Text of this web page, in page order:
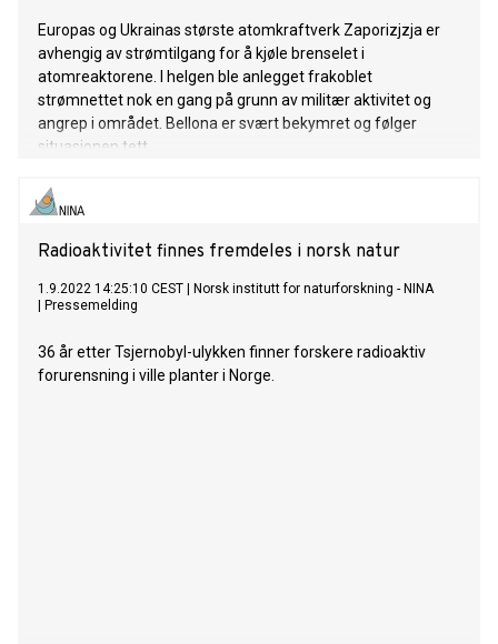
Europas og Ukrainas største atomkraftverk Zaporizjzja er
avhengig av strømtilgang for å kjøle brenselet i
atomreaktorene. I helgen ble anlegget frakoblet
strømnettet nok en gang på grunn av militær aktivitet og
angrep i området. Bellona er svært bekymret og følger
situasjonen tett.
Radioaktivitet finnes fremdeles i norsk natur
1.9.2022 14:25:10 CEST
Norsk institutt for naturforskning - NINA
Pressemelding
36 år etter Tsjernobyl-ulykken finner forskere radioaktiv
forurensning i ville planter i Norge.